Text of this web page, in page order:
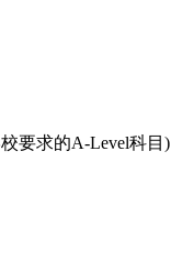
要求的A-Level科目)